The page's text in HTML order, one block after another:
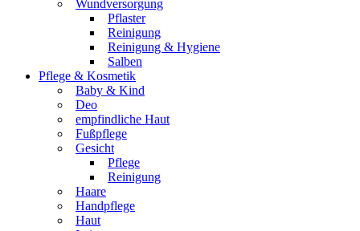
Wundversorgung
Pflaster
Reinigung
Reinigung & Hygiene
Salben
Pflege & Kosmetik
Baby & Kind
Deo
empfindliche Haut
Fußpflege
Gesicht
Pflege
Reinigung
Haare
Handpflege
Haut